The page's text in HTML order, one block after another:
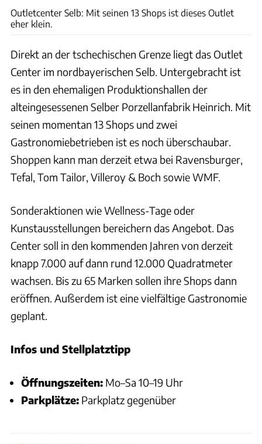
Outletcenter Selb: Mit seinen 13 Shops ist dieses Outlet
eher klein.
Direkt an der tschechischen Grenze liegt das Outlet
Center im nordbayerischen Selb. Untergebracht ist
es in den ehemaligen Produktionshallen der
alteingesessenen Selber Porzellanfabrik Heinrich. Mit
seinen momentan 13 Shops und zwei
Gastronomiebetrieben ist es noch überschaubar.
Shoppen kann man derzeit etwa bei Ravensburger,
Tefal, Tom Tailor, Villeroy & Boch sowie WMF.
Sonderaktionen wie Wellness-Tage oder
Kunstausstellungen bereichern das Angebot. Das
Center soll in den kommenden Jahren von derzeit
knapp 7.000 auf dann rund 12.000 Quadratmeter
wachsen. Bis zu 65 Marken sollen ihre Shops dann
eröffnen. Außerdem ist eine vielfältige Gastronomie
geplant.
Infos und Stellplatztipp
Öffnungszeiten: Mo–Sa 10–19 Uhr
Parkplätze: Parkplatz gegenüber